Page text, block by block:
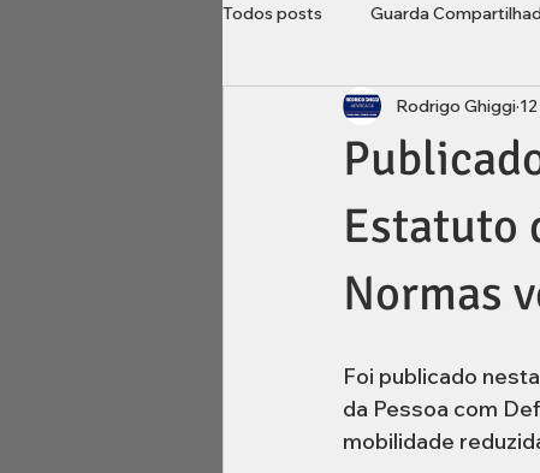
Todos posts Guarda
Direito do Consumidor
ImobiliárioEstatuto
Normas
Rodrigo Ghiggi
Foi publicado
da Pessoa com
mobilidade